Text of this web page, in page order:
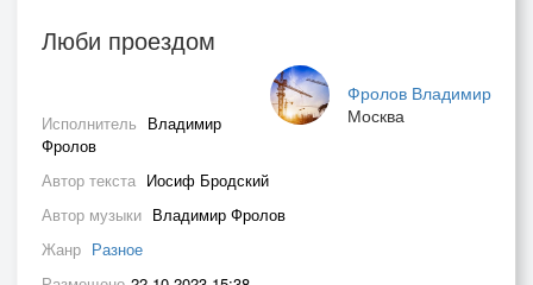
Люби проездом
Фролов Владимир
Москва
Исполнитель Владимир
Фролов
Автор текста Иосиф Бродский
Автор музыки Владимир Фролов
Жанр Разное